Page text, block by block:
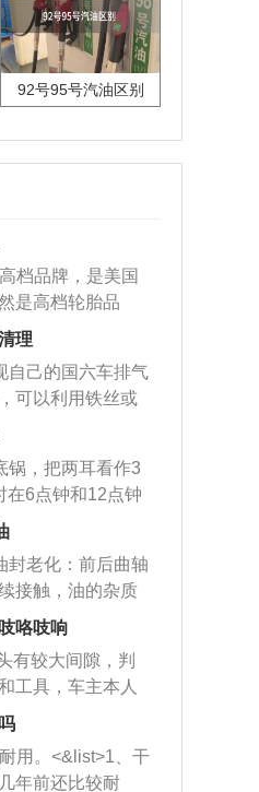
92号95号汽油区别
档品牌，是美国
是高档轮胎品
胎都有生产，这
场。
理
自己的国六车排气
可以利用铁丝或
给取出来，如果
可以采取应急措
用木棍将所有的
位置处，然后将
可以将堵塞的东
为积碳过多引起
催化器泡在草酸
解决，将清洗剂
混合后，车辆启
起进入到燃烧
，就可以让三元
管堵塞的情况就
锅，把两耳看作3
在6点钟和12点钟
、双手握住
样也要打相同的
强调要反复练
肉记忆，在真实
忆也能打好方
封老化：前后曲轴
接触，油的杂质
化使其密封效果
漏油。<&list>2、
使活塞环与缸体
流入燃烧室中，
机油粘度。使用
样会有烧机油现
很好的流动性，
咯吱响
有较大间隙，判
工具，车主本人
送到修理厂或4s
套管防尘罩破
现象，使半轴磨
用。<&list>1、干
年前还比较耐